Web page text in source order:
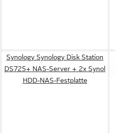
Synology Synology Disk Station
DS725+ NAS-Server + 2x Synol
HDD-NAS-Festplatte